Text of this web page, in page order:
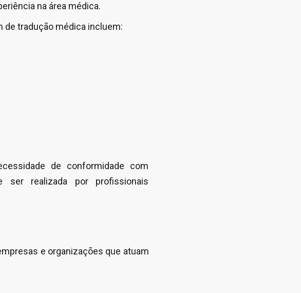
na área médica.
tradução médica incluem:
de conformidade com
ser realizada por profissionais
e organizações que atuam